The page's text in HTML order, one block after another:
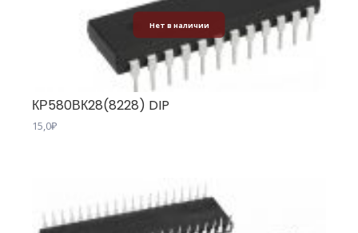
Нет в наличии
КР580ВК28(8228) DIP
15,0₽